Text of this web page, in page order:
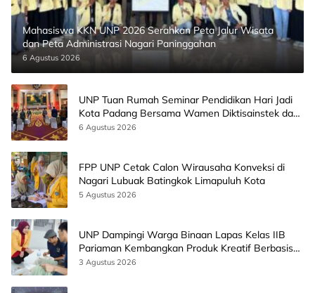
Mahasiswa KKN UNP 2026 Serahkan Peta Jalur Wisata
dan Peta Administrasi Nagari Paninggahan
6 Agustus 2026
UNP Tuan Rumah Seminar Pendidikan Hari Jadi
Kota Padang Bersama Wamen Diktisainstek dan
CEO EMGS Malaysia
6 Agustus 2026
FPP UNP Cetak Calon Wirausaha Konveksi di
Nagari Lubuak Batingkok Limapuluh Kota
5 Agustus 2026
UNP Dampingi Warga Binaan Lapas Kelas IIB
Pariaman Kembangkan Produk Kreatif Berbasis
AI
3 Agustus 2026